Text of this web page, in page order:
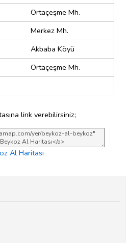
Ortaçeşme Mh.
Merkez Mh.
Akbaba Köyü
Ortaçeşme Mh.
link verebilirsiniz;
Al Haritası